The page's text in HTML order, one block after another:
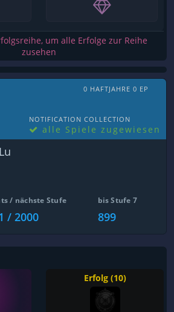
um alle Erfolge zur Reihe
zusehen
0 HAFTJAHRE 0 EP
NOTIFICATION COLLECTION
alle Spiele zugewiesen
/ nächste Stufe
/ 2000
bis Stufe 7
899
Erfolg (10)